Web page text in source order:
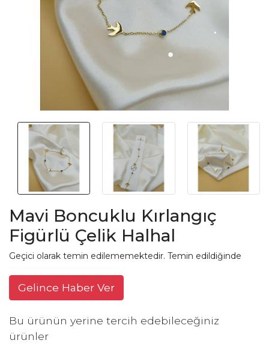
Mavi Boncuklu Kırlangıç
Figürlü Çelik Halhal
Geçici olarak temin edilememektedir. Temin edildiğinde
Gelince Haber Ver
Bu ürünün yerine tercih edebileceğiniz
ürünler